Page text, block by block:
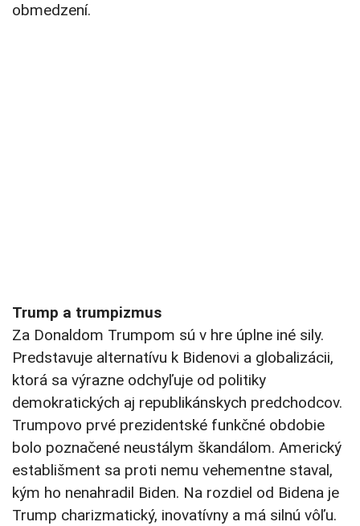
obmedzení.
Trump a trumpizmus
Za Donaldom Trumpom sú v hre úplne iné sily.
Predstavuje alternatívu k Bidenovi a globalizácii,
ktorá sa výrazne odchyľuje od politiky
demokratických aj republikánskych predchodcov.
Trumpovo prvé prezidentské funkčné obdobie
bolo poznačené neustálym škandálom. Americký
establišment sa proti nemu vehementne staval,
kým ho nenahradil Biden. Na rozdiel od Bidena je
Trump charizmatický, inovatívny a má silnú vôľu.